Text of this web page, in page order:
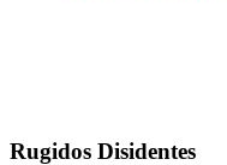
Rugidos Disidentes